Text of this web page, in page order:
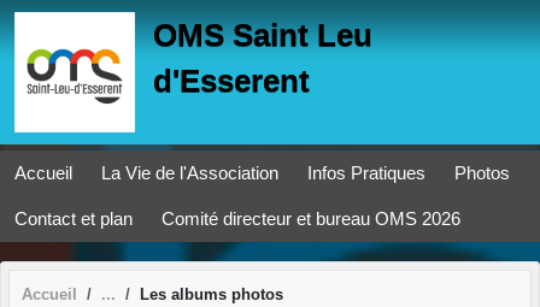
OMS Saint Leu
d'Esserent
Accueil La Vie de l'Association Infos Pratiques Photos
Contact et plan Comité directeur et bureau OMS 2026
Accueil Les albums photos
Panneau de gestion des cookies